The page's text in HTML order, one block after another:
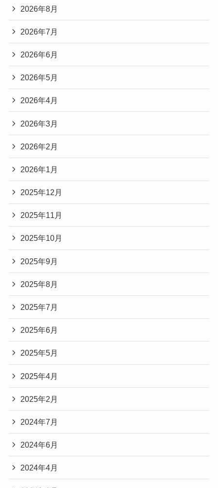
2026年8月
2026年7月
2026年6月
2026年5月
2026年4月
2026年3月
2026年2月
2026年1月
2025年12月
2025年11月
2025年10月
2025年9月
2025年8月
2025年7月
2025年6月
2025年5月
2025年4月
2025年2月
2024年7月
2024年6月
2024年4月